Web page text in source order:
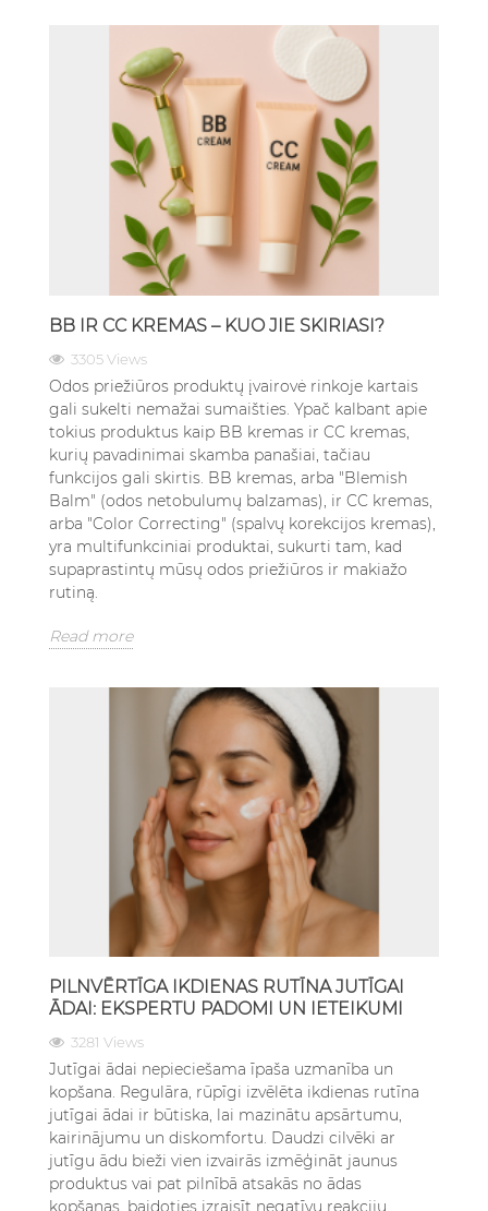
BB IR CC KREMAS – KUO JIE SKIRIASI?
3305 Views
Odos priežiūros produktų įvairovė rinkoje kartais
gali sukelti nemažai sumaišties. Ypač kalbant apie
tokius produktus kaip BB kremas ir CC kremas,
kurių pavadinimai skamba panašiai, tačiau
funkcijos gali skirtis. BB kremas, arba "Blemish
Balm" (odos netobulumų balzamas), ir CC kremas,
arba "Color Correcting" (spalvų korekcijos kremas),
yra multifunkciniai produktai, sukurti tam, kad
supaprastintų mūsų odos priežiūros ir makiažo
rutiną.
Read more
PILNVĒRTĪGA IKDIENAS RUTĪNA JUTĪGAI
ĀDAI: EKSPERTU PADOMI UN IETEIKUMI
3281 Views
Jutīgai ādai nepieciešama īpaša uzmanība un
kopšana. Regulāra, rūpīgi izvēlēta ikdienas rutīna
jutīgai ādai ir būtiska, lai mazinātu apsārtumu,
kairinājumu un diskomfortu. Daudzi cilvēki ar
jutīgu ādu bieži vien izvairās izmēģināt jaunus
produktus vai pat pilnībā atsakās no ādas